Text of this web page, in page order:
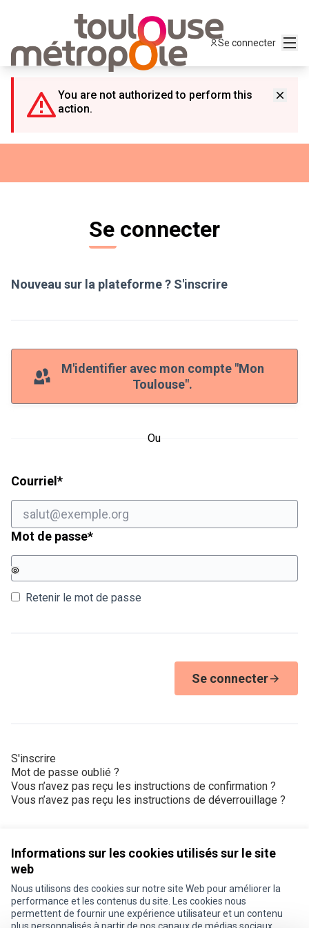
Informations sur les cookies utilisés sur le site
web
Nous utilisons des cookies sur notre site Web pour améliorer la
performance et les contenus du site. Les cookies nous
permettent de fournir une expérience utilisateur et un contenu
Se connecter
You are not authorized to perform this
action.
Se connecter
Nouveau sur la plateforme ? S'inscrire
M'identifier avec mon compte "Mon
Toulouse".
Ou
Courriel *Champ obligatoire
Mot de passe*Champ obligatoire
Retenir le mot de passe
Se connecter
S'inscrire
Mot de passe oublié ?
Vous n’avez pas reçu les instructions de confirmation ?
Vous n’avez pas reçu les instructions de déverrouillage ?
Conditions d'utilisation
Paramètres des cookies
Je participe ! sur X
Je participe ! sur Facebook
Je participe ! sur Instagram